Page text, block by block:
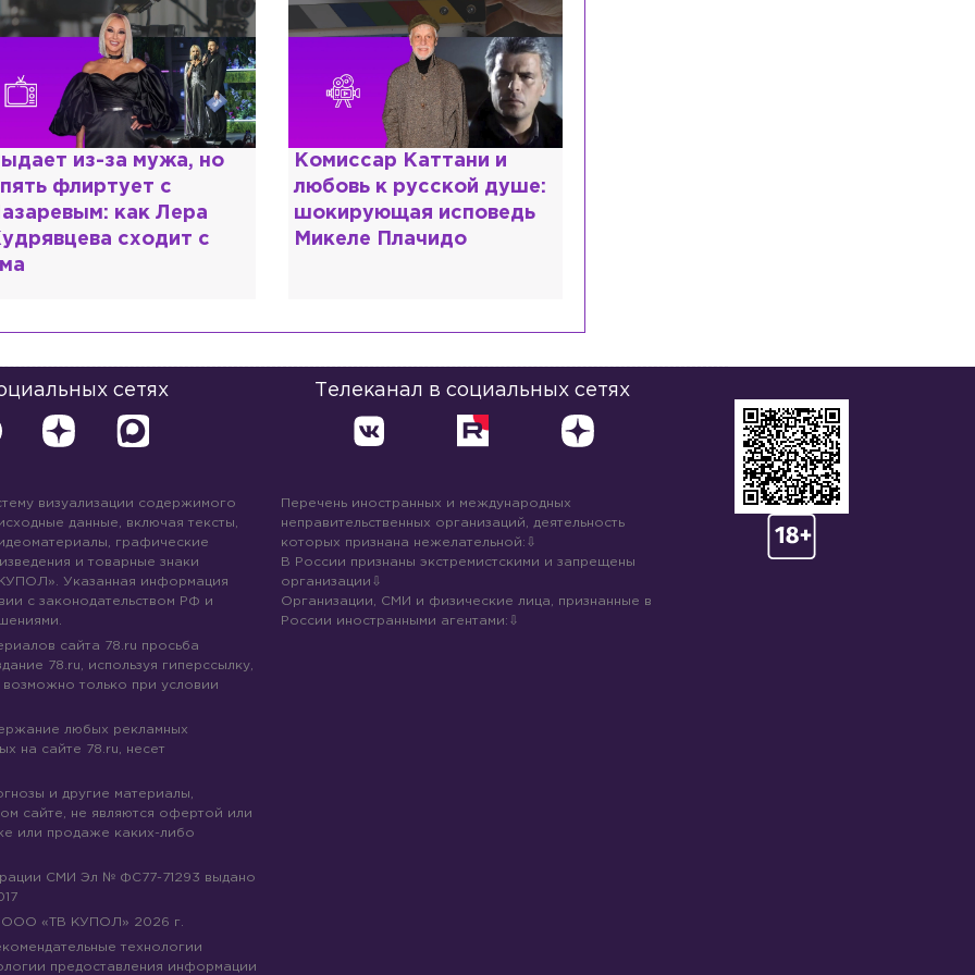
Каттани и
к русской душе:
исповедь
Плачидо
Специалист с напрасным
дипломом: почему мир
разочаровался в высшем
образовании?
сетях Телеканал в социальных сетях
визуализации содержимого
данные, включая тексты,
графические
и товарные знаки
Указанная информация
с законодательством РФ и
сайта 78.ru просьба
78.ru, используя гиперссылку,
возможно только при условии
любых рекламных
на сайте 78.ru, несет
и другие материалы,
сайте, не являются офертой или
или продаже каких-либо
СМИ Эл № ФС77-71293 выдано
ООО «ТВ КУПОЛ» 2026 г.
технологии
предоставления информации
Перечень иностранных и международных
неправительственных организаций, деятельность
которых признана нежелательной:
В России признаны экстремистскими и запрещены
организации
Организации, СМИ и физические лица, признанные в
России иностранными агентами: